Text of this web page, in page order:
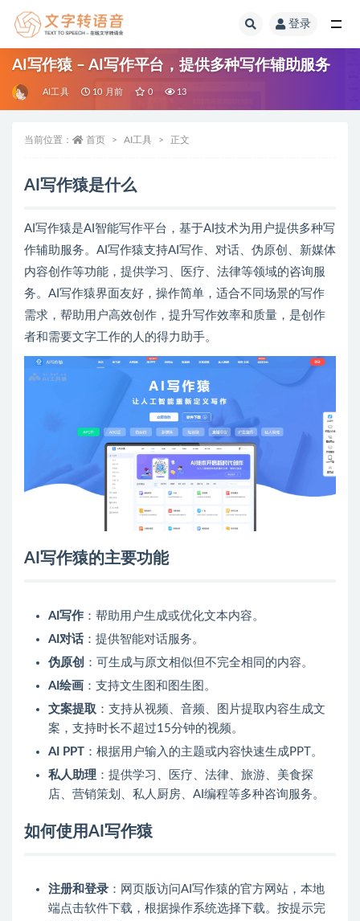
登录
AI写作猿 – AI写作平台，提供多种写作辅助服务
AI工具 10 月前 0 13
当前位置： 首页 AI工具 正文
AI写作猿是什么
AI写作猿是AI智能写作平台，基于AI技术为用户提供多种写
作辅助服务。AI写作猿支持AI写作、对话、伪原创、新媒体
内容创作等功能，提供学习、医疗、法律等领域的咨询服
务。AI写作猿界面友好，操作简单，适合不同场景的写作
需求，帮助用户高效创作，提升写作效率和质量，是创作
者和需要文字工作的人的得力助手。
AI写作猿的主要功能
AI写作 ：帮助用户生成或优化文本内容。
AI对话 ：提供智能对话服务。
伪原创 ：可生成与原文相似但不完全相同的内容。
AI绘画 ：支持文生图和图生图。
文案提取 ：支持从视频、音频、图片提取内容生成文
案，支持时长不超过15分钟的视频。
AI PPT ：根据用户输入的主题或内容快速生成PPT。
私人助理 ：提供学习、医疗、法律、旅游、美食探
店、营销策划、私人厨房、AI编程等多种咨询服务。
如何使用AI写作猿
注册和登录 ：网页版访问AI写作猿的官方网站，本地
端点击软件下载，根据操作系统选择下载。按提示完